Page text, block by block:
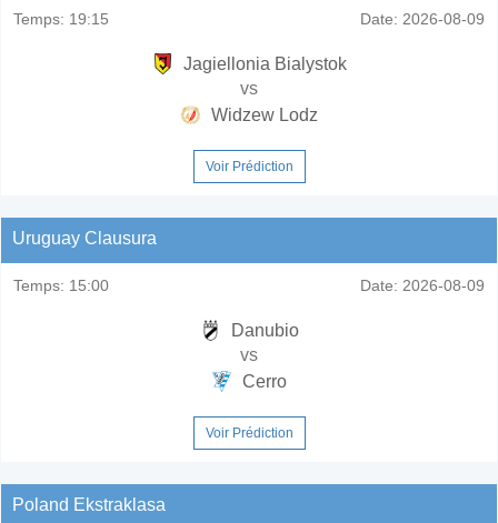
Temps: 19:15 Date: 2026-08-09
Jagiellonia Bialystok
vs
Widzew Lodz
Voir Prédiction
Uruguay Clausura
Temps: 15:00 Date: 2026-08-09
Danubio
vs
Cerro
Voir Prédiction
Poland Ekstraklasa